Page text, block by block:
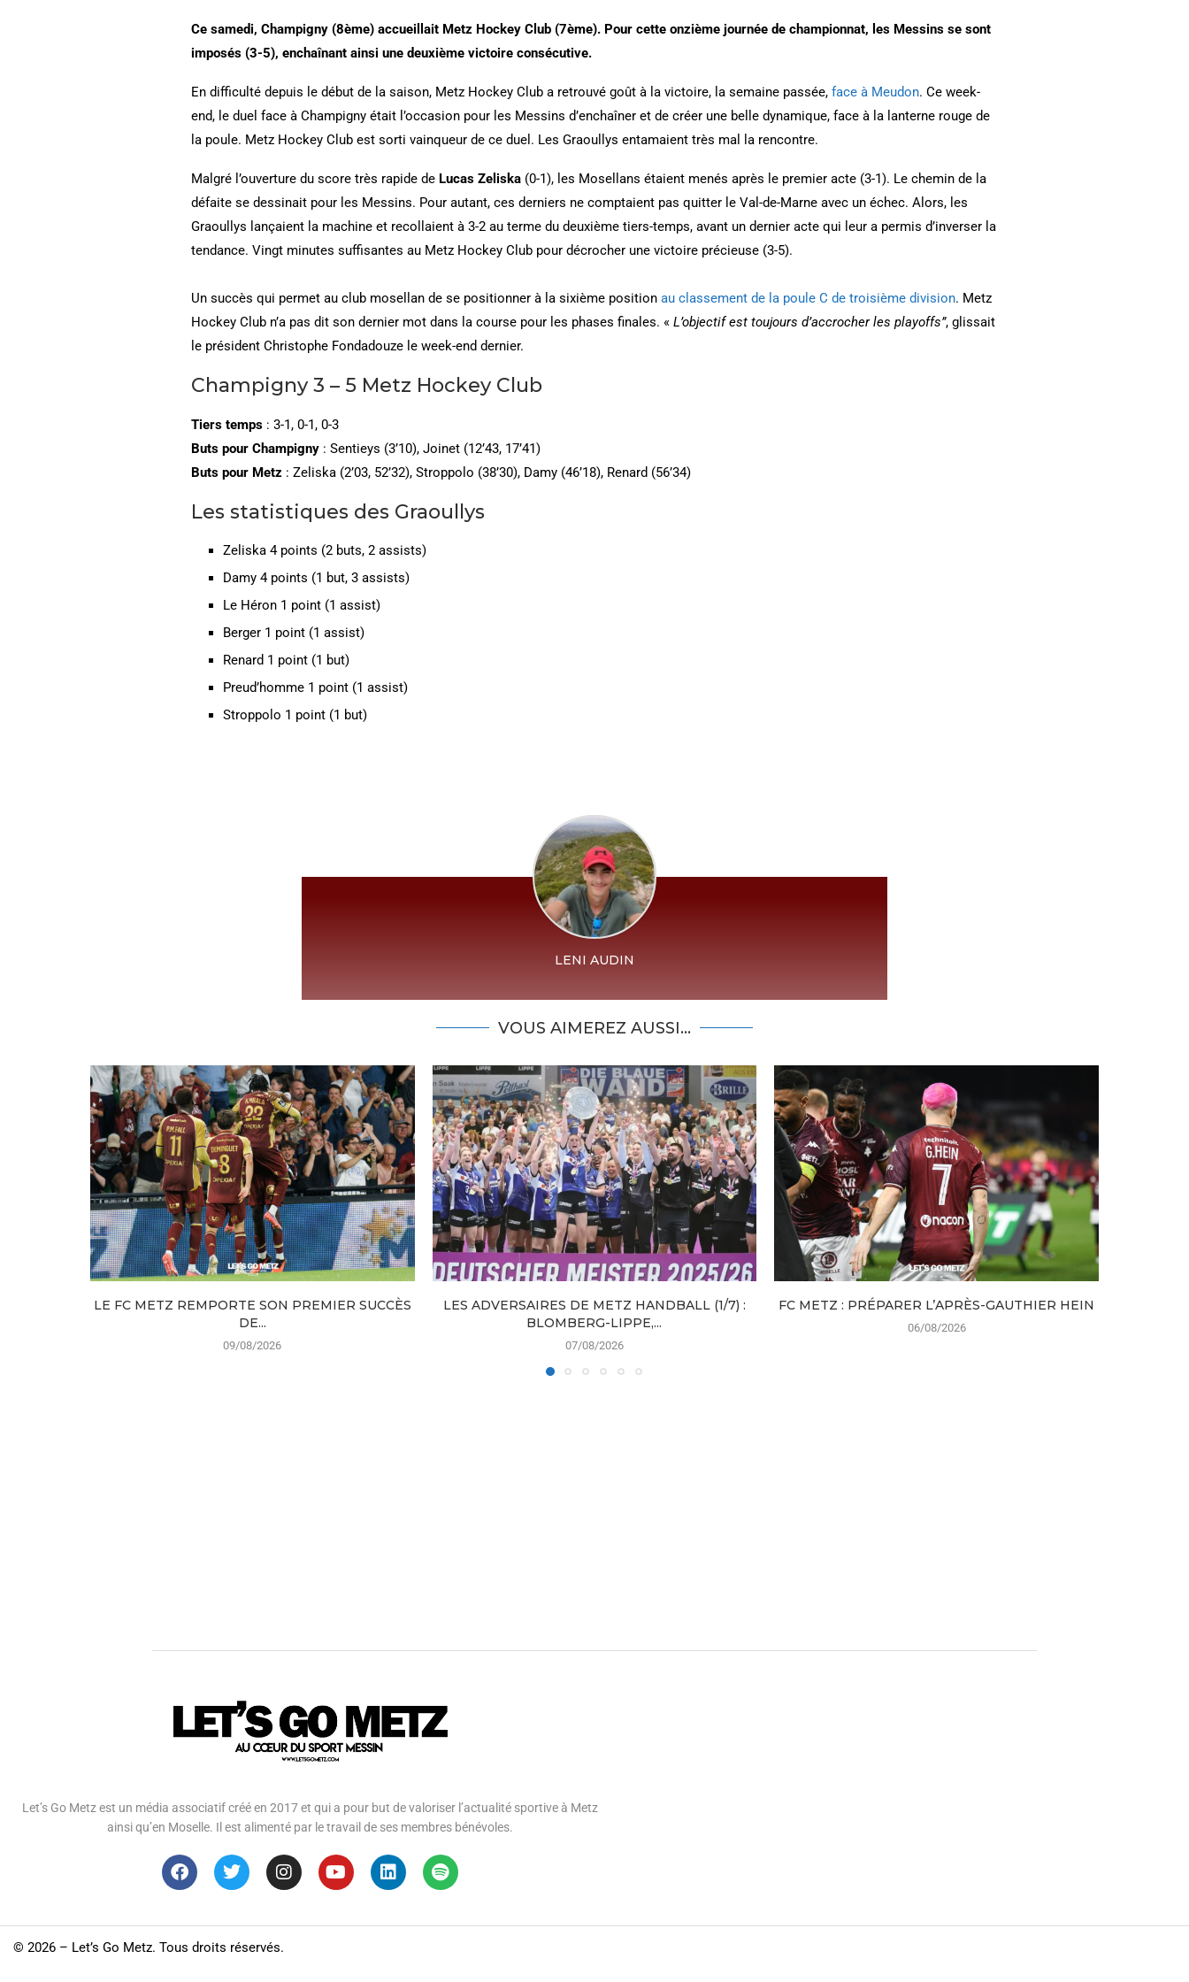
Ce samedi, Champigny (8ème) accueillait Metz Hockey Club (7ème). Pour cette onzième journée de championnat, les Messins se sont
imposés (3-5), enchaînant ainsi une deuxième victoire consécutive.
En difficulté depuis le début de la saison, Metz Hockey Club a retrouvé goût à la victoire, la semaine passée, face à Meudon. Ce week-
end, le duel face à Champigny était l’occasion pour les Messins d’enchaîner et de créer une belle dynamique, face à la lanterne rouge de
la poule. Metz Hockey Club est sorti vainqueur de ce duel. Les Graoullys entamaient très mal la rencontre.
Malgré l’ouverture du score très rapide de Lucas Zeliska (0-1), les Mosellans étaient menés après le premier acte (3-1). Le chemin de la
défaite se dessinait pour les Messins. Pour autant, ces derniers ne comptaient pas quitter le Val-de-Marne avec un échec. Alors, les
Graoullys lançaient la machine et recollaient à 3-2 au terme du deuxième tiers-temps, avant un dernier acte qui leur a permis d’inverser la
tendance. Vingt minutes suffisantes au Metz Hockey Club pour décrocher une victoire précieuse (3-5).
Un succès qui permet au club mosellan de se positionner à la sixième position au classement de la poule C de troisième division. Metz
Hockey Club n’a pas dit son dernier mot dans la course pour les phases finales. « L’objectif est toujours d’accrocher les playoffs”, glissait
le président Christophe Fondadouze le week-end dernier.
Champigny 3 – 5 Metz Hockey Club
Tiers temps : 3-1, 0-1, 0-3
Buts pour Champigny : Sentieys (3’10), Joinet (12’43, 17’41)
Buts pour Metz : Zeliska (2’03, 52’32), Stroppolo (38’30), Damy (46’18), Renard (56’34)
Les statistiques des Graoullys
Zeliska 4 points (2 buts, 2 assists)
Damy 4 points (1 but, 3 assists)
Le Héron 1 point (1 assist)
Berger 1 point (1 assist)
Renard 1 point (1 but)
Preud’homme 1 point (1 assist)
Stroppolo 1 point (1 but)
LENI AUDIN
VOUS AIMEREZ AUSSI...
LE FC METZ REMPORTE SON PREMIER SUCCÈS
DE...
09/08/2026
LES ADVERSAIRES DE METZ HANDBALL (1/7) :
BLOMBERG-LIPPE,...
07/08/2026
FC METZ : PRÉPARER L’APRÈS-GAUTHIER HEIN
06/08/2026
Let’s Go Metz est un média associatif créé en 2017 et qui a pour but de valoriser l’actualité sportive à Metz
ainsi qu’en Moselle. Il est alimenté par le travail de ses membres bénévoles.
© 2026 – Let’s Go Metz. Tous droits réservés.